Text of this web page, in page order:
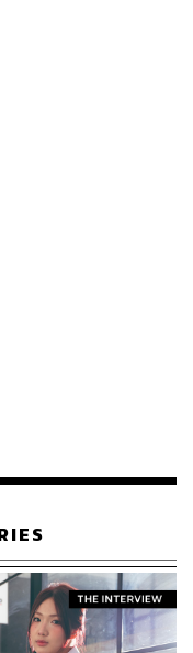
พลงเป็นอย่างไร
เป็นซิงเกิลที่ได้ทำร่วม
เกตุสุวรรณ จากวง
ษาไทย จุน คันดาบาชิ